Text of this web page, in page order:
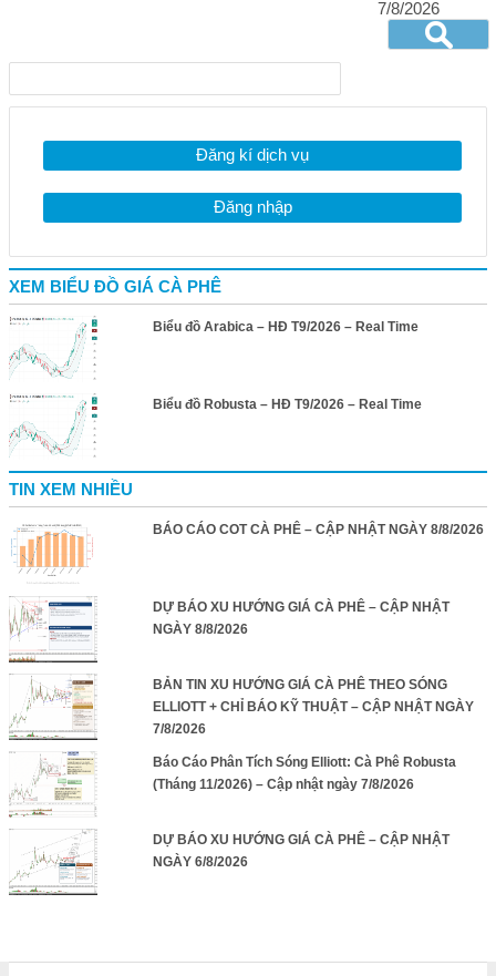
7/8/2026
Đăng kí dịch vụ
Đăng nhập
XEM BIỂU ĐỒ GIÁ CÀ PHÊ
Biểu đồ Arabica – HĐ T9/2026 – Real Time
Biểu đồ Robusta – HĐ T9/2026 – Real Time
TIN XEM NHIỀU
BÁO CÁO COT CÀ PHÊ – CẬP NHẬT NGÀY 8/8/2026
DỰ BÁO XU HƯỚNG GIÁ CÀ PHÊ – CẬP NHẬT
NGÀY 8/8/2026
BẢN TIN XU HƯỚNG GIÁ CÀ PHÊ THEO SÓNG
ELLIOTT + CHỈ BÁO KỸ THUẬT – CẬP NHẬT NGÀY
7/8/2026
Báo Cáo Phân Tích Sóng Elliott: Cà Phê Robusta
(Tháng 11/2026) – Cập nhật ngày 7/8/2026
DỰ BÁO XU HƯỚNG GIÁ CÀ PHÊ – CẬP NHẬT
NGÀY 6/8/2026